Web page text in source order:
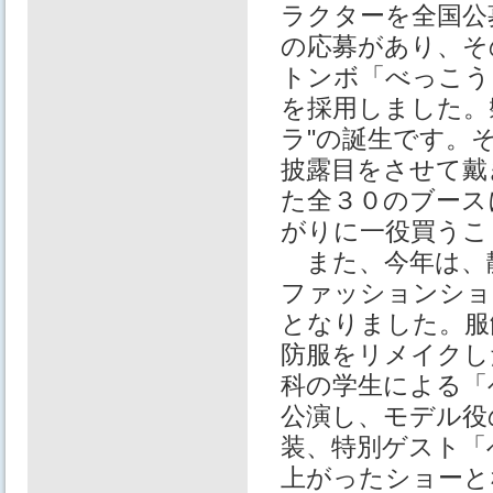
ラクターを全国
の応募があり、
トンボ「べっこ
を採用しました
ラ"の誕生です。
披露目をさせて
た全３０のブー
がりに一役買う
また、今年は、
ファッションシ
となりました。
防服をリメイク
科の学生による
公演し、モデル
装、特別ゲスト
上がったショー